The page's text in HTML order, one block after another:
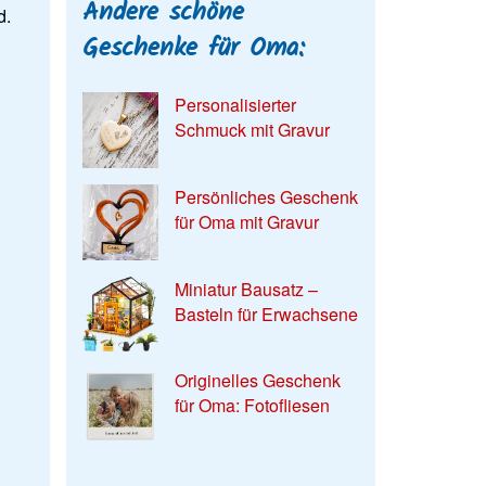
Andere schöne
Geschenke für Oma:
Personalisierter
Schmuck mit Gravur
Persönliches Geschenk
für Oma mit Gravur
Miniatur Bausatz –
Basteln für Erwachsene
Originelles Geschenk
für Oma: Fotofliesen